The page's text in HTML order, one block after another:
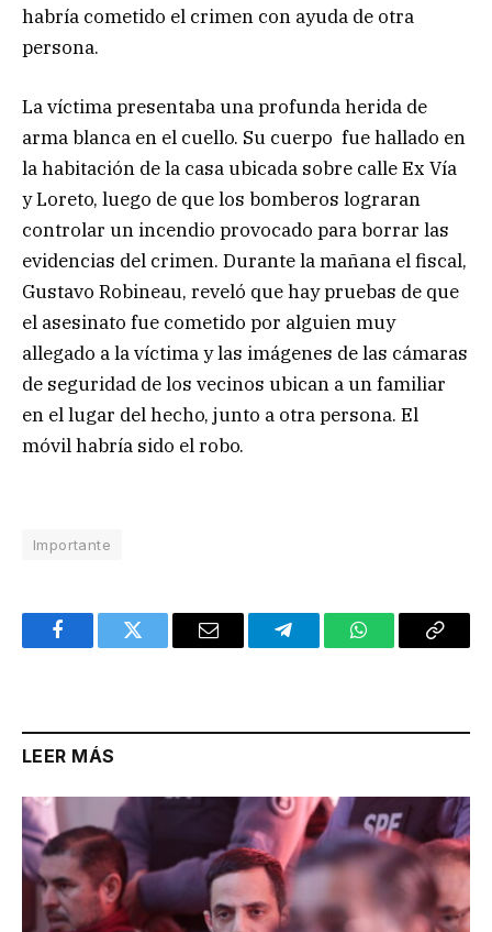
habría cometido el crimen con ayuda de otra
persona.
La víctima presentaba una profunda herida de
arma blanca en el cuello. Su cuerpo fue hallado en
la habitación de la casa ubicada sobre calle Ex Vía
y Loreto, luego de que los bomberos lograran
controlar un incendio provocado para borrar las
evidencias del crimen. Durante la mañana el fiscal,
Gustavo Robineau, reveló que hay pruebas de que
el asesinato fue cometido por alguien muy
allegado a la víctima y las imágenes de las cámaras
de seguridad de los vecinos ubican a un familiar
en el lugar del hecho, junto a otra persona. El
móvil habría sido el robo.
Importante
FacebookTwitter Email TelegramWhatsAppCopy
LEER MÁS